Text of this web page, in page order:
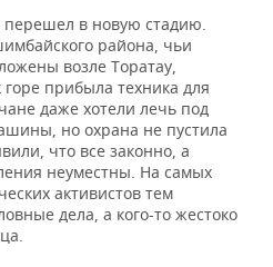
перешел в новую стадию.
района, чьи
возле Торатау,
прибыла техника для
даже хотели лечь под
но охрана не пустила
что все законно, а
неуместны. На самых
активистов тем
дела, а кого-то жестоко